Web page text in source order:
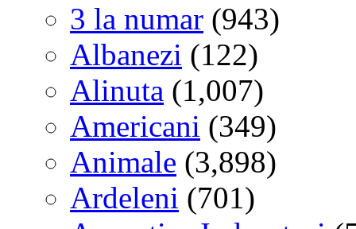
3 la numar (943)
Albanezi (122)
Alinuta (1,007)
Americani (349)
Animale (3,898)
Ardeleni (701)